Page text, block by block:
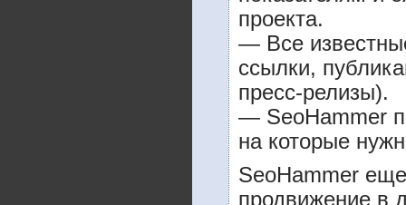
проекта.
— Все
ссылки,
пресс-релизы).
— SeoHammer
на которые
SeoHammer
продвижение в